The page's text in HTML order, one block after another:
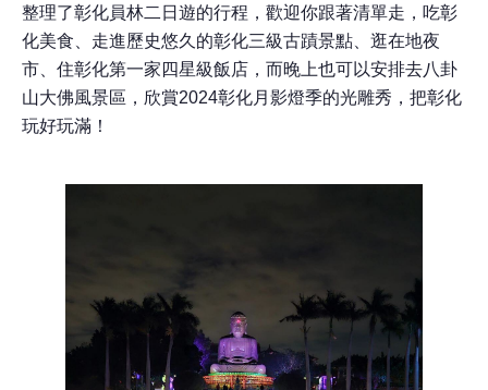
整理了彰化員林二日遊的行程，歡迎你跟著清單走，吃彰
化美食、走進歷史悠久的彰化三級古蹟景點、逛在地夜
市、住彰化第一家四星級飯店，而晚上也可以安排去八卦
山大佛風景區，欣賞2024彰化月影燈季的光雕秀，把彰化
玩好玩滿！